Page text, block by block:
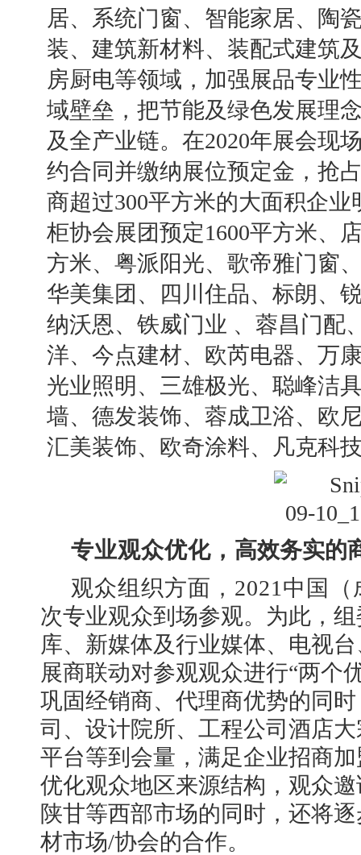
居、系统门窗、智能家居、陶
装、建筑新材料、装配式建筑
房厨电等领域，加强展品专业
域壁垒，把节能及绿色发展理
及全产业链。在2020年展会现
约合同并缴纳展位预定金，抢
商超过300平方米的大面积企业
柜协会展团预定1600平方米、
方米、粤派阳光、歌帝雅门窗
华美集团、四川住品、标朗、
纳沃恩、铁威门业 、蓉昌门配
洋、今点建材、欧芮电器、万
光业照明、三雄极光、聪峰洁
墙、德发装饰、蓉成卫浴、欧
汇美装饰、欧奇涂料、凡克科
专业观众优化， 高效务实的
观众组织方面， 2021中国
次专业观众到场参观。为此，
库、新媒体及行业媒体、电视
展商联动对参观观众进行“两个
巩固经销商、代理商优势的同
司、设计院所、工程公司酒店
平台等到会量，满足企业招商
优化观众地区来源结构，观众
陕甘等西部市场的同时，还将
材市场/协会的合作。